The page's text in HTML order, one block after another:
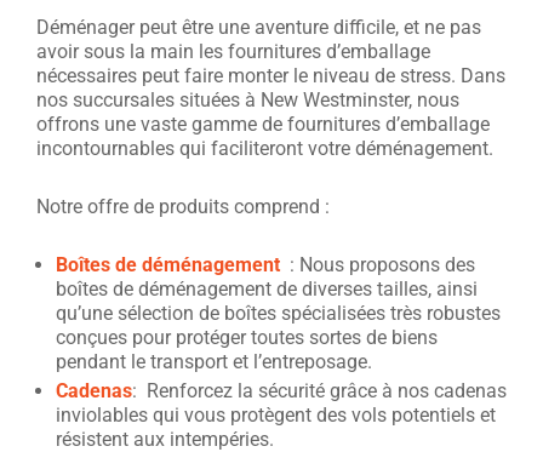
Déménager peut être une aventure difficile, et ne pas
avoir sous la main les fournitures d’emballage
nécessaires peut faire monter le niveau de stress. Dans
nos succursales situées à New Westminster, nous
offrons une vaste gamme de fournitures d’emballage
incontournables qui faciliteront votre déménagement.
Notre offre de produits comprend :
Boîtes de déménagement : Nous proposons des
boîtes de déménagement de diverses tailles, ainsi
qu’une sélection de boîtes spécialisées très robustes
conçues pour protéger toutes sortes de biens
pendant le transport et l’entreposage.
Cadenas: Renforcez la sécurité grâce à nos cadenas
inviolables qui vous protègent des vols potentiels et
résistent aux intempéries.